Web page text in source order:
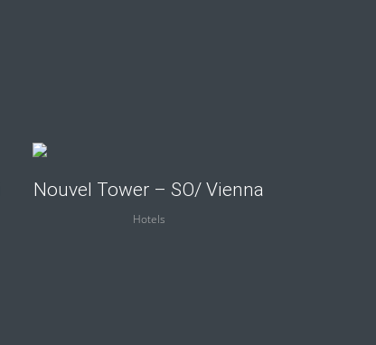
Nouvel Tower – SO/ Vienna
Hotels